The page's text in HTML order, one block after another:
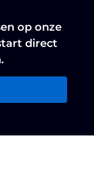
op onze
direct